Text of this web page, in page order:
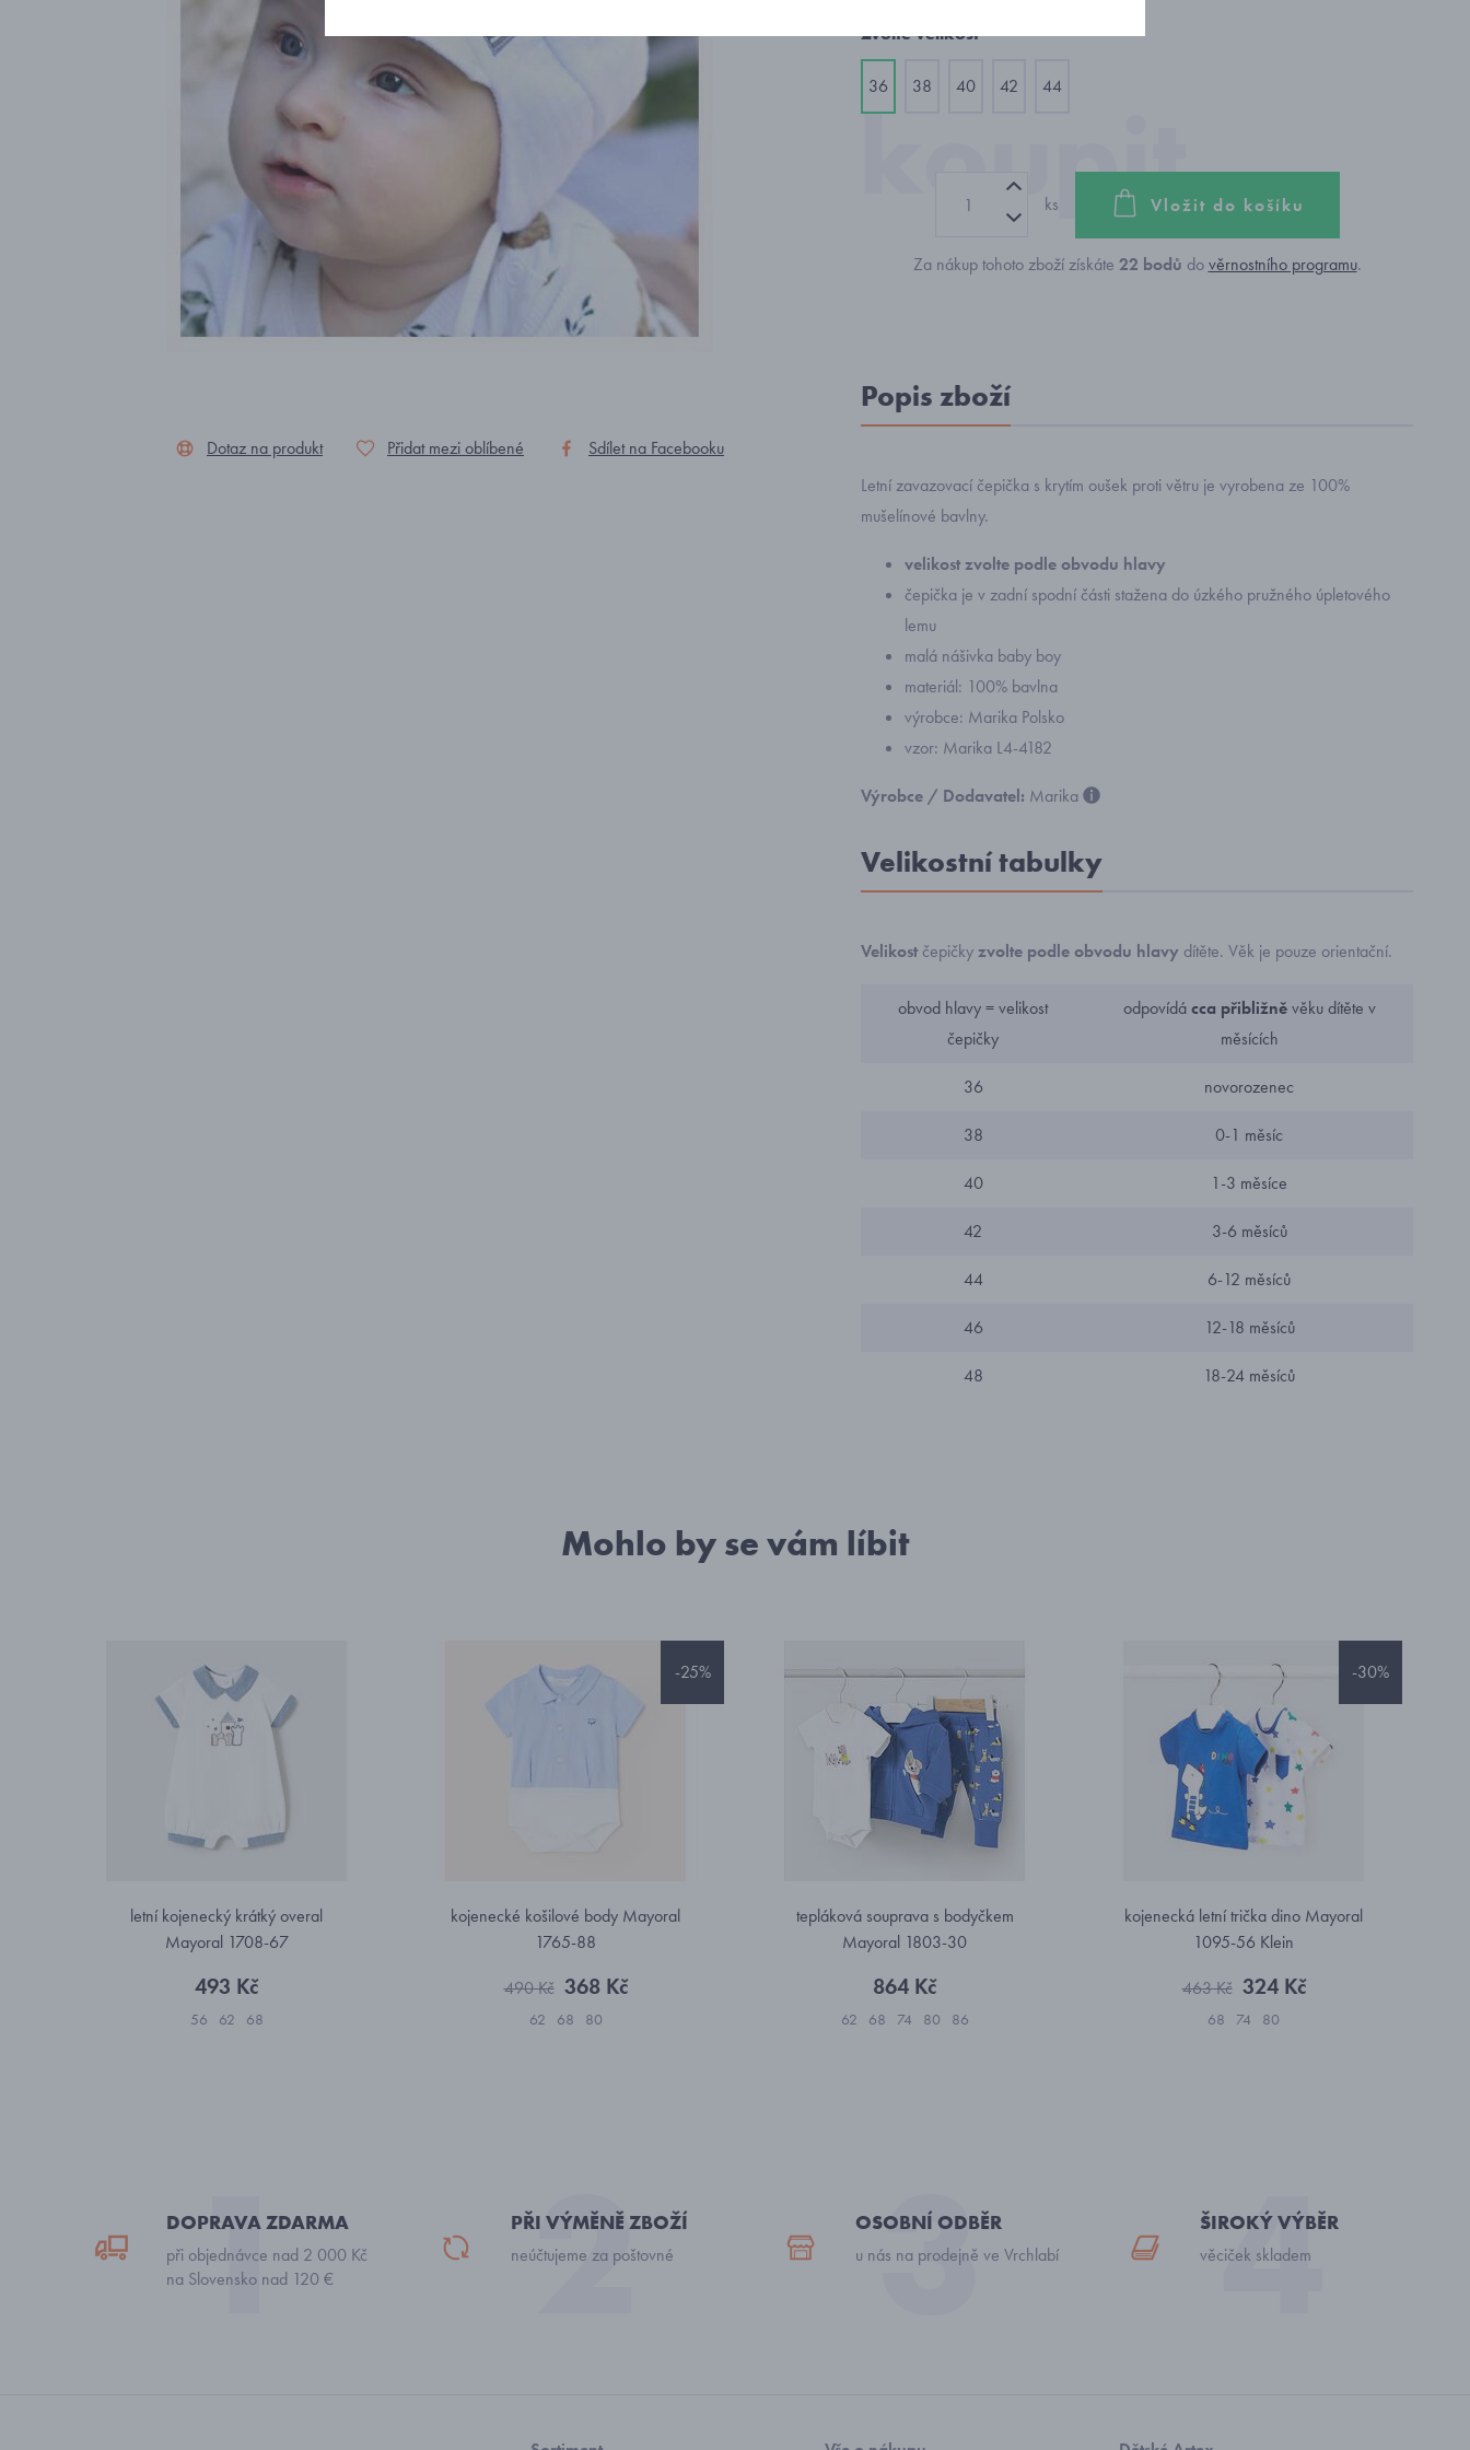
Dotaz na produkt Přidat mezi oblíbené Sdílet na Facebooku
Zvolte velikost
36 38 40 42 44
ks Vložit do košíku
Za nákup tohoto zboží získáte 22 bodů dověrnostního programu.
Popis zboží
Letní zavazovací čepička s krytím oušek proti větru je vyrobena ze 100%
mušelínové bavlny.
velikost zvolte podle obvodu hlavy
čepička je v zadní spodní části stažena do úzkého pružného úpletového
lemu
malá nášivka baby boy
materiál: 100% bavlna
výrobce: Marika Polsko
vzor: Marika L4-4182
Výrobce / Dodavatel: Marika
Velikostní tabulky
Velikost čepičkyzvolte podle obvodu hlavy dítěte. Věk je pouze orientační.
obvod hlavy = velikost
čepičky
odpovídácca přibližněvěku dítěte v
měsících
36 novorozenec
38 0-1 měsíc
40 1-3 měsíce
42 3-6 měsíců
44 6-12 měsíců
46 12-18 měsíců
48 18-24 měsíců
Mohlo by se vám líbit
letní kojenecký krátký overal
Mayoral 1708-67
493 Kč
56 62 68
-25%
kojenecké košilové body Mayoral
1765-88
490 Kč 368 Kč
62 68 80
tepláková souprava s bodyčkem
Mayoral 1803-30
864 Kč
62 68 74 80 86
-30%
kojenecká letní trička dino Mayoral
1095-56 Klein
463 Kč 324 Kč
68 74 80
DOPRAVA ZDARMA
při objednávce nad 2 000 Kč
na Slovensko nad 120 €
PŘI VÝMĚNĚ ZBOŽÍ
neúčtujeme za poštovné
OSOBNÍ ODBĚR
u nás na prodejně ve Vrchlabí
ŠIROKÝ VÝBĚR
věciček skladem